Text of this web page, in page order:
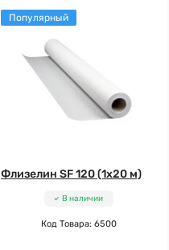
Популярный
Флизелин SF 120 (1x20 м)
В наличии
Код Товара: 6500